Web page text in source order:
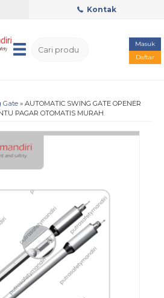
Kontak
Masuk
Daftar
Gate » AUTOMATIC SWING GATE OPENER
PAGAR OTOMATIS MURAH